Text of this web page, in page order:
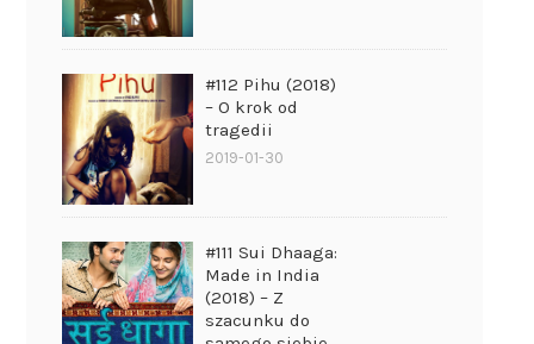
#112 Pihu (2018)
– O krok od
tragedii
2019-01-30
#111 Sui Dhaaga:
Made in India
(2018) – Z
szacunku do